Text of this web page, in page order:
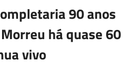
90 anos
há quase 60
vivo